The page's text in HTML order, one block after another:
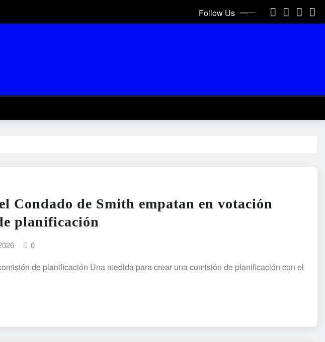
Follow Us
Condado de Smith empatan en votación
planificación
0
de planificación Una medida para crear una comisión de planificación con el